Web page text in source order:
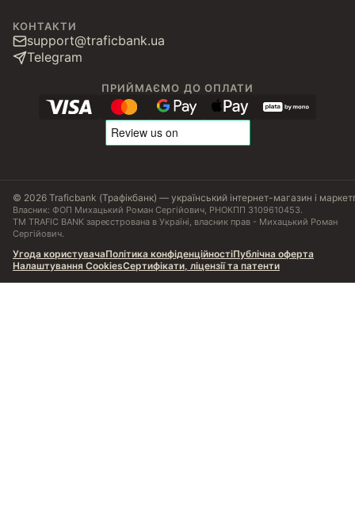
КОНТАКТИ
support@traficbank.ua
Telegram
ПРИЙМАЄМО ДО ОПЛАТИ
© 2026 Traficbank (Трафікбанк) — український інтернет-магазин і
Власник: ФОП Михацький Роман Сергійович, РНОКПП 3109610453.
ТМ TRAFIC BANK зареєстрована в Україні, власник прав - Михацький Роман
Сергійович.
Угода користувачаПолітика конфіденційностіПублічна оферта
Налаштування CookiesСертифікати, ліцензії та патенти